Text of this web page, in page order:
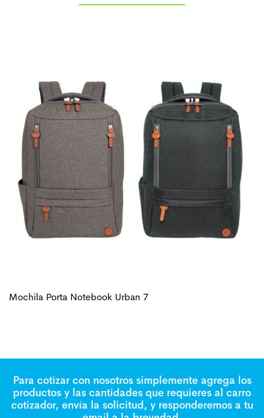
Mochila Porta Notebook Urban 7
Para cotizar con nosotros simplemente agrega los
productos y las cantidades que requieres al carro
cotizador, envía la solicitud, y responderemos a tu